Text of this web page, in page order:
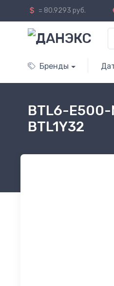
= 80.9293 руб.
Бренды
BTL6-E500-
BTL1Y32